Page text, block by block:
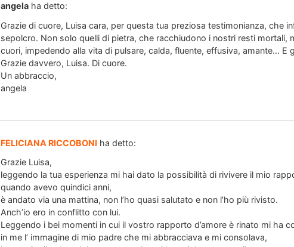
angela ha detto:
Grazie di cuore, Luisa cara, per questa tua preziosa testimonianza, che
sepolcro. Non solo quelli di pietra, che racchiudono i nostri resti mortali,
cuori, impedendo alla vita di pulsare, calda, fluente, effusiva, amante… E
Grazie davvero, Luisa. Di cuore.
Un abbraccio,
angela
FELICIANA RICCOBONI ha detto:
Grazie Luisa,
leggendo la tua esperienza mi hai dato la possibilità di rivivere il mio
quando avevo quindici anni,
è andato via una mattina, non l’ho quasi salutato e non l’ho più rivisto.
Anch’io ero in conflitto con lui.
Leggendo i bei momenti in cui il vostro rapporto d’amore è rinato mi ha
in me l’ immagine di mio padre che mi abbracciava e mi consolava,